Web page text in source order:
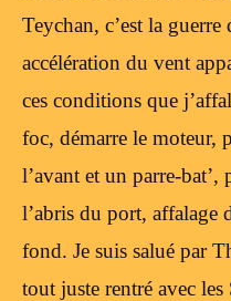
Teychan, c’est la
accélération du vent
ces conditions que
foc, démarre le moteur,
l’avant et un parre-bat’,
l’abris du port, affalage
fond. Je suis salué par
tout juste rentré avec